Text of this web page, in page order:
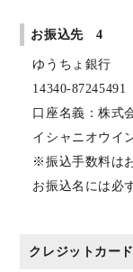
お振込先 4
ゆうちょ銀行
14340-87245491
口座名義：株式
イシャニオウイ
※振込手数料は
お振込名には必
クレジットカー